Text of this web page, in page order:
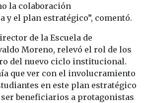
la colaboración
el plan estratégico”, comentó.
de la Escuela de
Moreno, relevó el rol de los
del nuevo ciclo institucional.
que ver con el involucramiento
en este plan estratégico
ser beneficiarios a protagonistas